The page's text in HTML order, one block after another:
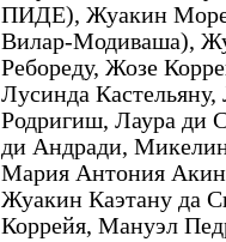
ПИДЕ), Жуакин
Вилар-Модиваша),
Ребореду, Жозе
Лусинда
Родригиш, Лаура ди
ди Андради,
Мария Антония
Жуакин Каэтану да
Коррейя, Мануэл